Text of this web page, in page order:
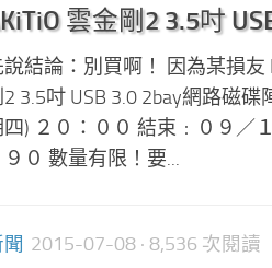
雲金剛2 3.5吋
說結論：別買啊！ 因為某損
2 3.5吋 USB 3.0 2bay網路磁
四) ２０：００ 結束﹕０９／
９０ 數量有限！要...
2015-07-08 · 8,536 次閱讀